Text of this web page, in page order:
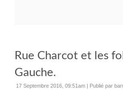
Rue Charcot et les
Gauche.
17 Septembre 2016, 09:51am | Publié par